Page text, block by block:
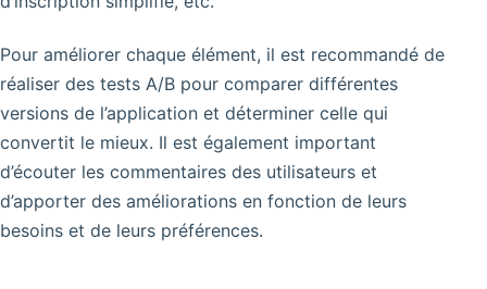
Pour améliorer chaque élément, il est recommandé de
réaliser des tests A/B pour comparer différentes
versions de l’application et déterminer celle qui
convertit le mieux. Il est également important
d’écouter les commentaires des utilisateurs et
d’apporter des améliorations en fonction de leurs
besoins et de leurs préférences.